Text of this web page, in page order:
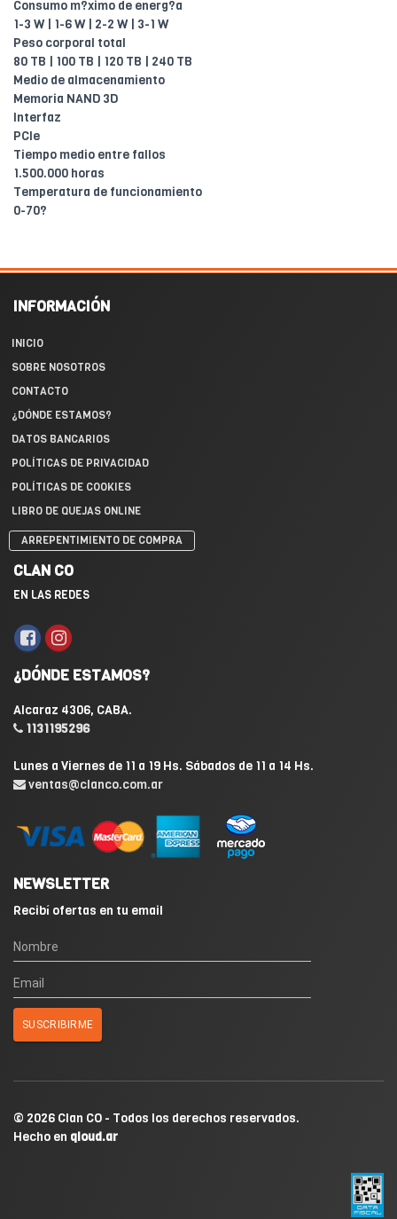
Consumo m?ximo de energ?a
1-3 W | 1-6 W | 2-2 W | 3-1 W
Peso corporal total
80 TB | 100 TB | 120 TB | 240 TB
Medio de almacenamiento
Memoria NAND 3D
Interfaz
PCIe
Tiempo medio entre fallos
1.500.000 horas
Temperatura de funcionamiento
0-70?
INFORMACIÓN
INICIO
SOBRE NOSOTROS
CONTACTO
¿DÓNDE ESTAMOS?
DATOS BANCARIOS
POLÍTICAS DE PRIVACIDAD
POLÍTICAS DE COOKIES
LIBRO DE QUEJAS ONLINE
ARREPENTIMIENTO DE COMPRA
CLAN CO
EN LAS REDES
¿DÓNDE ESTAMOS?
Alcaraz 4306, CABA.
1131195296
Lunes a Viernes de 11 a 19 Hs. Sábados de 11 a 14 Hs.
ventas@clanco.com.ar
NEWSLETTER
Recibí ofertas en tu email
© 2026 Clan CO - Todos los derechos reservados.
Hecho en qloud.ar